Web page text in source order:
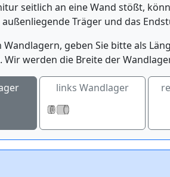
seitlich an eine Wand stößt,
Träger und das
Wandlagern, geben Sie bitte als
Wir werden die Breite der
links Wandlager